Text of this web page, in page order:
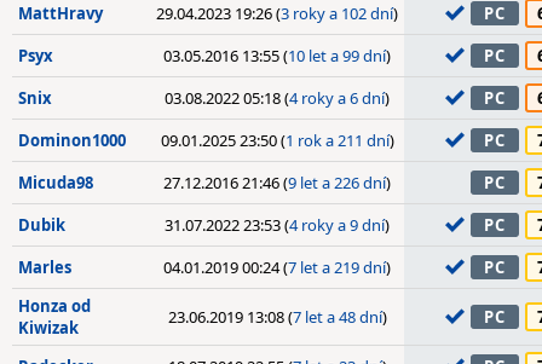
MattHravy 29.04.2023 19:26 (3 roky a 102 dní) PC
Psyx 03.05.2016 13:55 (10 let a 99 dní) PC
Snix 03.08.2022 05:18 (4 roky a 6 dní) PC
Dominon1000 09.01.2025 23:50 (1 rok a 211 dní) PC
Micuda98 27.12.2016 21:46 (9 let a 226 dní) PC
Dubik 31.07.2022 23:53 (4 roky a 9 dní) PC
Marles 04.01.2019 00:24 (7 let a 219 dní) PC
Honza od
Kiwizak
23.06.2019 13:08 (7 let a 48 dní) PC